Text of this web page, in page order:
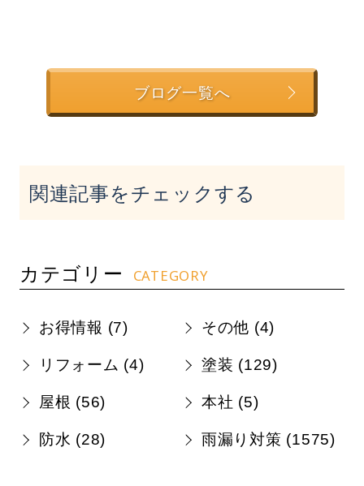
ブログ一覧へ
関連記事をチェックする
カテゴリー CATEGORY
お得情報 (7) その他 (4)
リフォーム (4) 塗装 (129)
屋根 (56) 本社 (5)
防水 (28) 雨漏り対策 (1575)